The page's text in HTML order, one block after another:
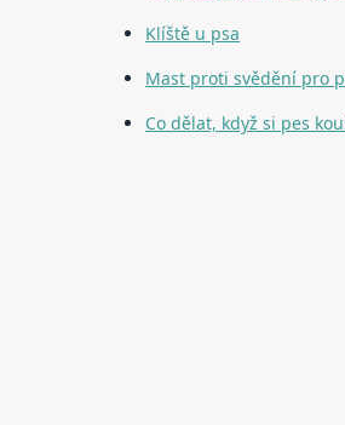
Klíště u psa
Mast proti svědění pro
Co dělat, když si pes